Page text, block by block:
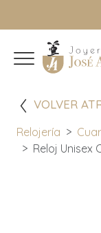
VOLVER
Relojería
Reloj Unisex